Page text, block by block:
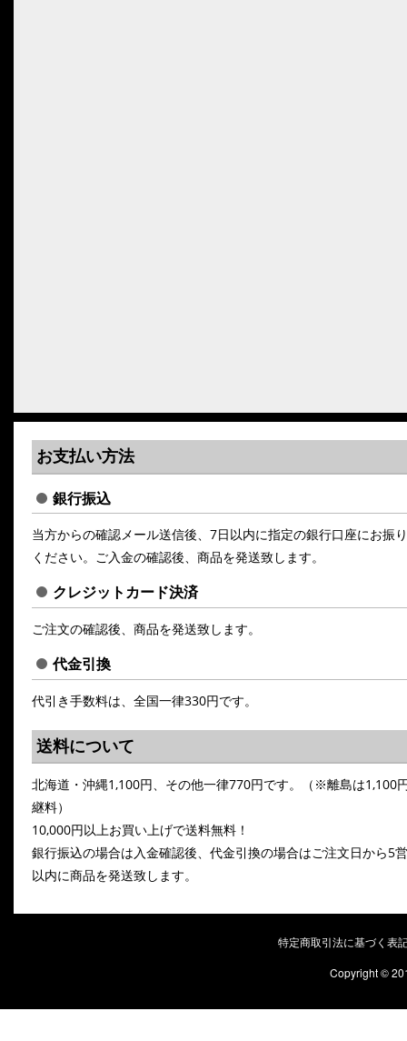
お支払い方法
銀行振込
当方からの確認メール送信後、7日以内に指定の銀行口座にお振
ください。ご入金の確認後、商品を発送致します。
クレジットカード決済
ご注文の確認後、商品を発送致します。
代金引換
代引き手数料は、全国一律330円です。
送料について
北海道・沖縄1,100円、その他一律770円です。（※離島は1,100
継料）
10,000円以上お買い上げで送料無料！
銀行振込の場合は入金確認後、代金引換の場合はご注文日から5
以内に商品を発送致します。
特定商取引法に基づく表
Copyright ©